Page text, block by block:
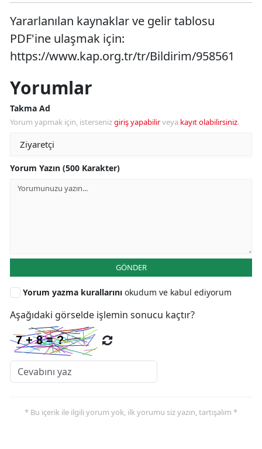
Yararlanılan kaynaklar ve gelir tablosu
PDF'ine ulaşmak için:
https://www.kap.org.tr/tr/Bildirim/958561
Yorumlar
Takma Ad
Yorum yapmak için, istersenizgiriş yapabilirveya kayıt olabilirsiniz.
Yorum Yazın (500 Karakter)
GÖNDER
Yorum yazma kurallarını okudum ve kabul ediyorum
Aşağıdaki görselde işlemin sonucu kaçtır?
* Bu içerik ile ilgili yorum yok, ilk yorumu siz yazın, tartışalım *